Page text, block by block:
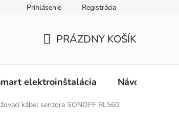
Prihlásenie Registrácia
KOŠÍK
PRÁZDNY KOŠÍK
elektroinštalácia Návody
kábel senzora SONOFF RL560